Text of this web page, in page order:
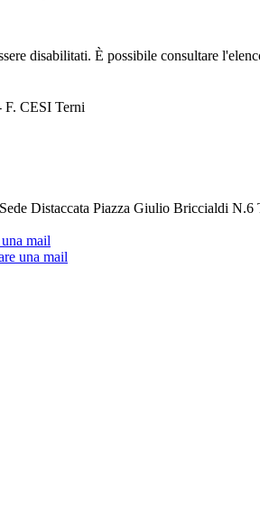
disabilitati. È possibile consultare
CESI Terni
Distaccata Piazza Giulio Briccialdi N.6
mail
una mail